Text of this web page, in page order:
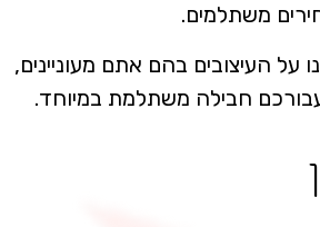
משתלמים.
על העיצובים בהם אתם מעוניינים,
חבילה משתלמת במיוחד.